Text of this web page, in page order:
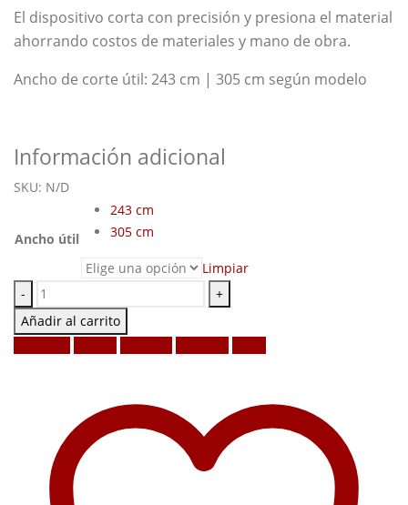
El dispositivo corta con precisión y presiona el material
ahorrando costos de materiales y mano de obra.
Ancho de corte útil: 243 cm | 305 cm según modelo
Información adicional
SKU: N/D
Ancho útil
243 cm
305 cm
Limpiar
-
+
Añadir al carrito